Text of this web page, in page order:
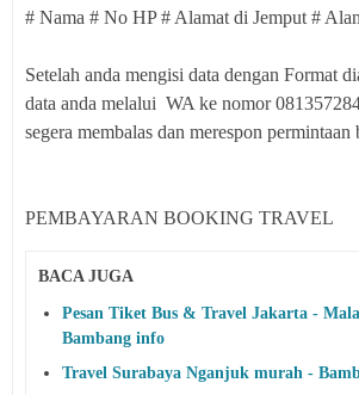
# Nama # No HP # Alamat di Jemput #
Setelah anda mengisi data dengan Format
data anda melalui WA ke nomor
segera membalas dan merespon
PEMBAYARAN BOOKING TRAVEL
BACA JUGA
Pesan Tiket Bus & Travel Jakarta -
Bambang info
Travel Surabaya Nganjuk murah -